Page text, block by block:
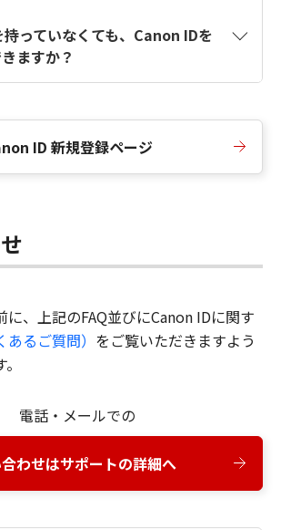
っていなくても、Canon IDを
ますか？
ID 新規登録ページ
に、上記のFAQ並びにCanon IDに関す
るご質問） をご覧いただきますよう
電話・メールでの
わせはサポートの詳細へ